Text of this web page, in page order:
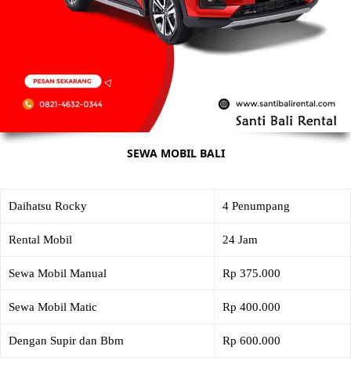
SEWA MOBIL BALI
Daihatsu Rocky 4 Penumpang
Rental Mobil 24 Jam
Sewa Mobil Manual Rp 375.000
Sewa Mobil Matic Rp 400.000
Dengan Supir dan Bbm Rp 600.000